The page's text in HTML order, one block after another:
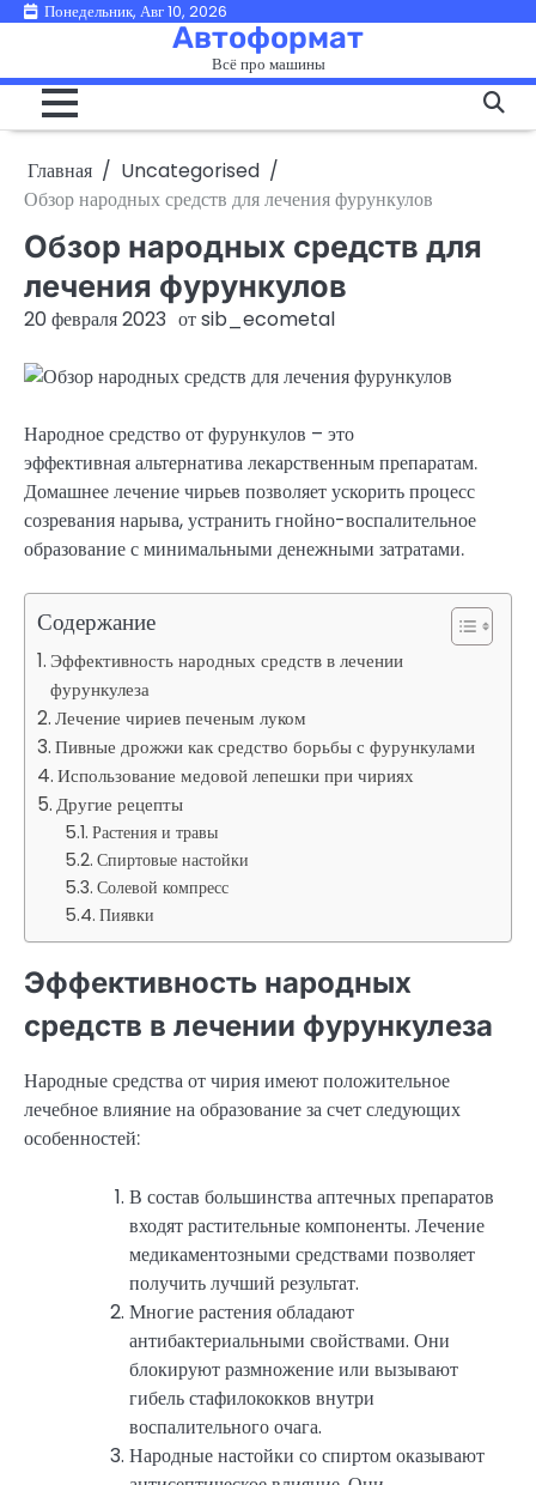
ПерейтиПонедельник, Авг 10, 2026
Автоформат
Всё про машины
Главная
Uncategorised
Обзор народных средств для лечения фурункулов
Обзор народных средств для
лечения фурункулов
20 февраля 2023 отsib_ecometal
Народное средство от фурункулов – это
эффективная альтернатива лекарственным препаратам.
Домашнее лечение чирьев позволяет ускорить процесс
созревания нарыва, устранить гнойно-воспалительное
образование с минимальными денежными затратами.
Содержание
Эффективность народных средств в лечении
фурункулеза
Лечение чириев печеным луком
Пивные дрожжи как средство борьбы с фурункулами
Использование медовой лепешки при чириях
Другие рецепты
Растения и травы
Спиртовые настойки
Солевой компресс
Пиявки
Эффективность народных
средств в лечении фурункулеза
Народные средства от чирия имеют положительное
лечебное влияние на образование за счет следующих
особенностей:
В состав большинства аптечных препаратов
входят растительные компоненты. Лечение
медикаментозными средствами позволяет
получить лучший результат.
Многие растения обладают
антибактериальными свойствами. Они
блокируют размножение или вызывают
гибель стафилококков внутри
воспалительного очага.
Народные настойки со спиртом оказывают